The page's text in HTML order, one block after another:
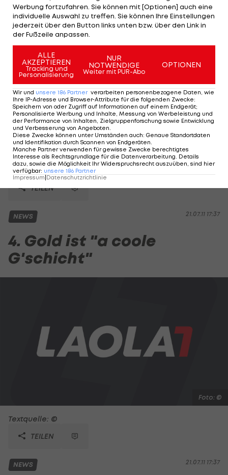
Einfach nur happy
Textquelle: ©
TEILEN
21.07.11 17:37
NEWS
4. Gold ist "a coole
G'schicht"
Foto: ©
Textquelle: ©
TEILEN
21.07.11 17:37
NEWS
Werbung fortzufahren. Sie können mit [Optionen] auch eine
individuelle Auswahl zu treffen. Sie können Ihre Einstellungen
jederzeit über den Button links unten bzw. über den Link in
der Fußzeile anpassen.
ALLE
AKZEPTIEREN
Tracking und
Personalisierung
NUR
NOTWENDIGE
Weiter mit PUR-Abo
OPTIONEN
Wir und unsere 186 Partner verarbeiten personenbezogene Daten, wie
Ihre IP-Adresse und Browser-Attribute für die folgenden Zwecke:
Speichern von oder Zugriff auf Informationen auf einem Endgerät;
Personalisierte Werbung und Inhalte, Messung von Werbeleistung und
der Performance von Inhalten, Zielgruppenforschung sowie Entwicklung
und Verbesserung von Angeboten.
Diese Zwecke können unter Umständen auch: Genaue Standortdaten
und Identifikation durch Scannen von Endgeräten.
Manche Partner verwenden für gewisse Zwecke berechtigtes
Interesse als Rechtsgrundlage für die Datenverarbeitung. Details
dazu, sowie die Möglichkeit Ihr Widerspruchsrecht auszuüben, sind hier
verfügbar: unsere 186 Partner
Impressum Datenschutzrichtlinie